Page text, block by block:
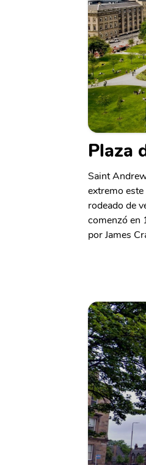
Plaza
Saint
extremo
rodeado de
comenzó en
por James